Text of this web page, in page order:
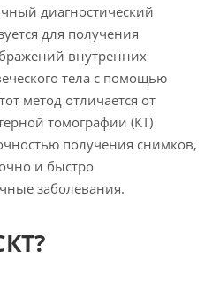
диагностический
для получения
внутренних
тела с помощью
метод отличается от
томографии (КТ)
получения снимков,
и быстро
заболевания.